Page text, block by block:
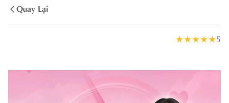
Quay Lại
★★★★★5